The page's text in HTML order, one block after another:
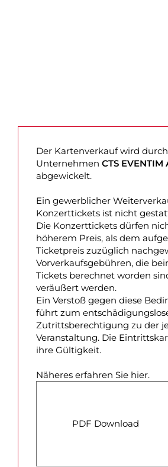
Der Kartenverkauf wird
Unternehmen CTS EVENTIM
abgewickelt.
Ein gewerblicher
Konzerttickets ist nicht
Die Konzerttickets dürfen
höherem Preis, als dem
Ticketpreis zuzüglich
Vorverkaufsgebühren, die
Tickets berechnet worden
veräußert werden.
Ein Verstoß gegen diese
führt zum
Zutrittsberechtigung zu der
Veranstaltung. Die
ihre Gültigkeit.
Näheres erfahren Sie hier.
PDF Download